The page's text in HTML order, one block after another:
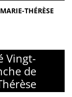
THÉRÈSE
Vingt-
de